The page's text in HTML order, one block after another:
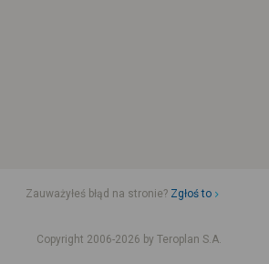
Zauważyłeś błąd na stronie? Zgłoś to
Copyright 2006-2026 by Teroplan S.A.